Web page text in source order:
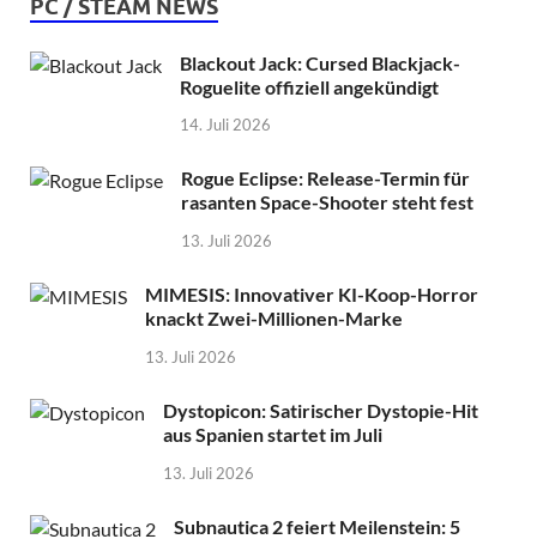
PC / STEAM NEWS
Blackout Jack: Cursed Blackjack-
Roguelite offiziell angekündigt
14. Juli 2026
Rogue Eclipse: Release-Termin für
rasanten Space-Shooter steht fest
13. Juli 2026
MIMESIS: Innovativer KI-Koop-Horror
knackt Zwei-Millionen-Marke
13. Juli 2026
Dystopicon: Satirischer Dystopie-Hit
aus Spanien startet im Juli
13. Juli 2026
Subnautica 2 feiert Meilenstein: 5